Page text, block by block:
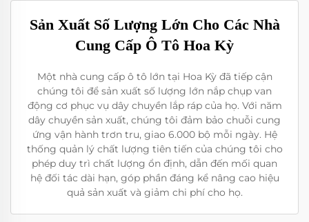
Sản Xuất Số Lượng Lớn Cho Các Nhà
Cung Cấp Ô Tô Hoa Kỳ
Một nhà cung cấp ô tô lớn tại Hoa Kỳ đã tiếp cận
chúng tôi để sản xuất số lượng lớn nắp chụp van
động cơ phục vụ dây chuyền lắp ráp của họ. Với năm
dây chuyền sản xuất, chúng tôi đảm bảo chuỗi cung
ứng vận hành trơn tru, giao 6.000 bộ mỗi ngày. Hệ
thống quản lý chất lượng tiên tiến của chúng tôi cho
phép duy trì chất lượng ổn định, dẫn đến mối quan
hệ đối tác dài hạn, góp phần đáng kể nâng cao hiệu
quả sản xuất và giảm chi phí cho họ.